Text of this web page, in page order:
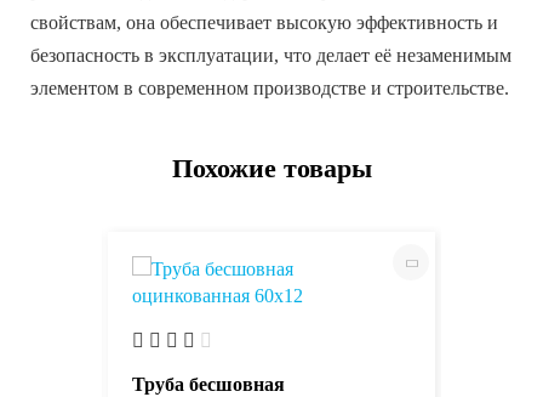
свойствам, она обеспечивает высокую эффективность и
безопасность в эксплуатации, что делает её незаменимым
элементом в современном производстве и строительстве.
Похожие товары
Труба бесшовная